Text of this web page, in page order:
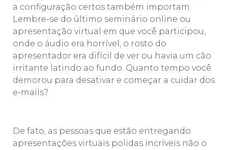
a configuração certos também importam.
Lembre-se do último seminário online ou
apresentação virtual em que você participou,
onde o áudio era horrível, o rosto do
apresentador era difícil de ver ou havia um cão
irritante latindo ao fundo. Quanto tempo você
demorou para desativar e começar a cuidar dos
e-mails?
De fato, as pessoas que estão entregando
apresentações virtuais polidas incríveis não o